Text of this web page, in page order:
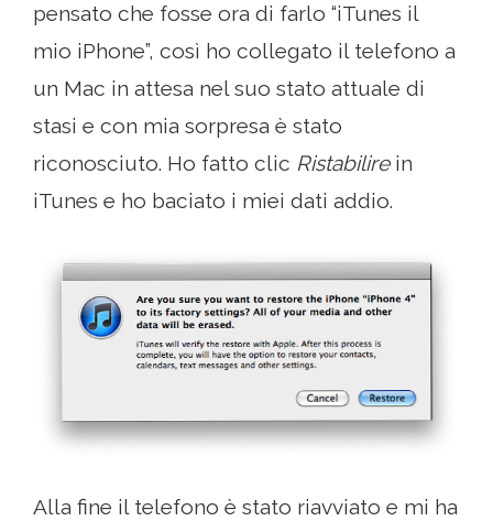
pensato che fosse ora di farlo “iTunes il
mio iPhone”, così ho collegato il telefono a
un Mac in attesa nel suo stato attuale di
stasi e con mia sorpresa è stato
riconosciuto. Ho fatto clic Ristabilirein
iTunes e ho baciato i miei dati addio.
Alla fine il telefono è stato riavviato e mi ha